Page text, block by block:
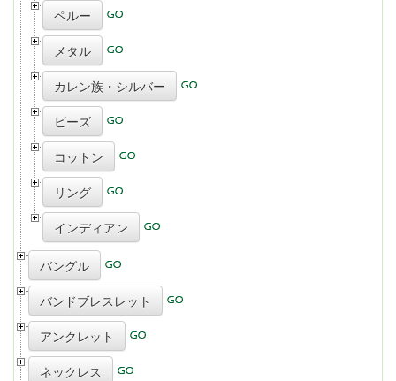
ペルー
メタル
カレン族・シルバー
ビーズ
コットン
リング
インディアン
バングル
バンドブレスレット
アンクレット
ネックレス